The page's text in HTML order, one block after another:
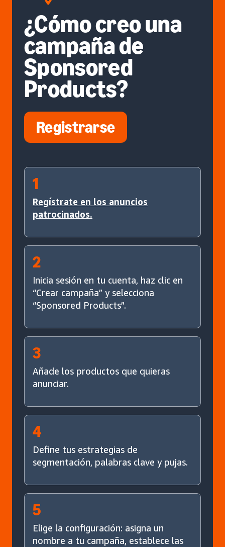
¿Cómo creo una
campaña de
Sponsored
Products?
Registrarse
1
Regístrate en los anuncios
patrocinados.
2
Inicia sesión en tu cuenta, haz clic en
“Crear campaña” y selecciona
“Sponsored Products”.
3
Añade los productos que quieras
anunciar.
4
Define tus estrategias de
segmentación, palabras clave y pujas.
5
Elige la configuración: asigna un
nombre a tu campaña, establece las